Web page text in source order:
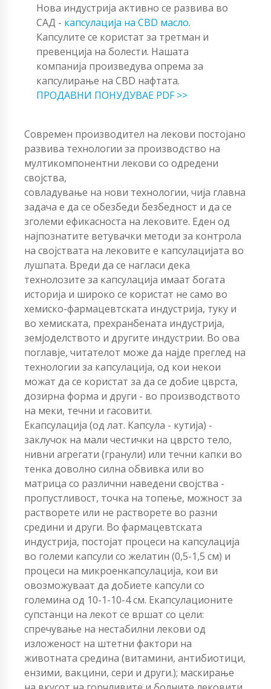
Нова индустрија активно се развива во
САД - капсулација на CBD масло.
Капсулите се користат за третман и
превенција на болести. Нашата
компанија произведува опрема за
капсулирање на CBD нафтата.
ПРОДАВНИ ПОНУДУВАЕ PDF >>
Современ производител на лекови постојано
развива технологии за производство на
мултикомпонентни лекови со одредени
својства,
совладување на нови технологии, чија главна
задача е да се обезбеди безбедност и да се
зголеми ефикасноста на лековите. Еден од
најпознатите ветувачки методи за контрола
на својствата на лековите е капсулацијата во
лушпата. Вреди да се нагласи дека
технолозите за капсулација имаат богата
историја и широко се користат не само во
хемиско-фармацевтската индустрија, туку и
во хемиската, прехранбената индустрија,
земјоделството и другите индустрии. Во ова
поглавје, читателот може да најде преглед на
технологии за капсулација, од кои некои
можат да се користат за да се добие цврста,
дозирна форма и други - во производството
на меки, течни и гасовити.
Екапсулација (од лат. Капсула - кутија) -
заклучок на мали честички на цврсто тело,
нивни агрегати (гранули) или течни капки во
тенка доволно силна обвивка или во
матрица со различни наведени својства -
пропустливост, точка на топење, можност за
растворете или не растворете во разни
средини и други. Во фармацевтската
индустрија, постојат процеси на капсулација
во големи капсули со желатин (0,5-1,5 см) и
процеси на микроенкапсулација, кои ви
овозможуваат да добиете капсули со
големина од 10-1-10-4 см. Екапсулационите
супстанци на лекот се вршат со цели:
спречување на нестабилни лекови од
изложеност на штетни фактори на
животната средина (витамини, антибиотици,
ензими, вакцини, сери и други.); маскирање